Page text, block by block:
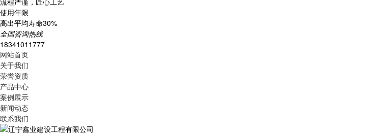
使用年限
高出平均寿命30%
全国咨询热线
18341011777
网站首页
关于我们
荣誉资质
产品中心
案例展示
新闻动态
联系我们